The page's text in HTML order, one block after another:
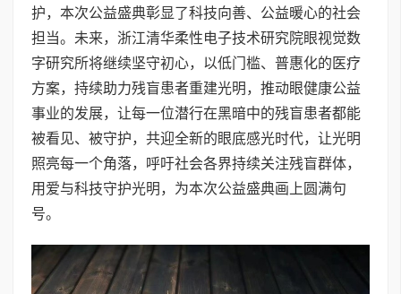
护，本次公益盛典彰显了科技向善、公益暖心的社会
担当。未来，浙江清华柔性电子技术研究院眼视觉数
字研究所将继续坚守初心，以低门槛、普惠化的医疗
方案，持续助力残盲患者重建光明，推动眼健康公益
事业的发展，让每一位潜行在黑暗中的残盲患者都能
被看见、被守护，共迎全新的眼底感光时代，让光明
照亮每一个角落，呼吁社会各界持续关注残盲群体，
用爱与科技守护光明，为本次公益盛典画上圆满句
号。